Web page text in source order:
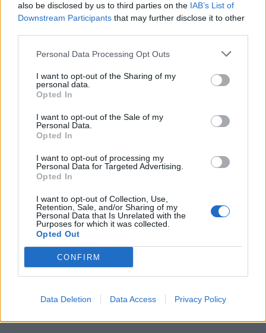
also be disclosed by us to third parties on the IAB’s List of
Downstream Participants that may further disclose it to other
Personal Data Processing Opt Outs
I want to opt-out of the Sharing of my
personal data.
Opted In
I want to opt-out of the Sale of my
Personal Data.
Opted In
I want to opt-out of processing my
Personal Data for Targeted Advertising.
Opted In
I want to opt-out of Collection, Use,
Retention, Sale, and/or Sharing of my
Personal Data that Is Unrelated with the
Purposes for which it was collected.
Opted Out
CONFIRM
Data Deletion Data Access Privacy Policy
να “τον κερδίσεις’’ μα η αγάπη δεν θέλει
προσπάθειες.